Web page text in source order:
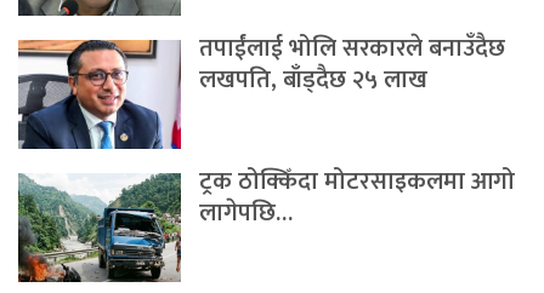
तपाईंलाई भोलि सरकारले बनाउँदैछ
लखपति, बाँड्दैछ २५ लाख
ट्रक ठोक्किँदा मोटरसाइकलमा आगो
लागेपछि…